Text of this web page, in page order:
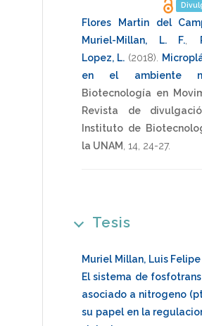
Flores Martin del
Muriel-Millan, L. F.
Lopez, L. (2018)
en el ambiente
Biotecnología en
Revista de
Instituto de
la UNAM 14 24-27.
Tesis
Muriel Millan, Luis Felipe
El sistema de
asociado a nitrogeno
su papel en la